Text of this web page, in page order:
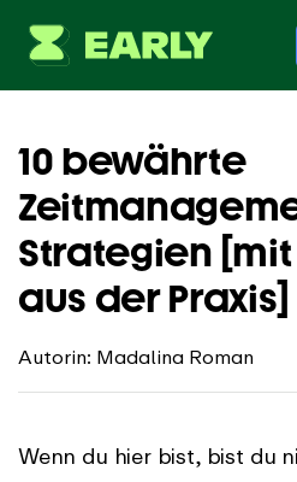
10 bewährte
Strategien
aus der Praxis]
Autorin: Madalina Roman
Wenn du hier bist, bist du